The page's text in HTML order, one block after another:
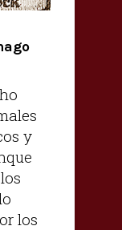
y
los